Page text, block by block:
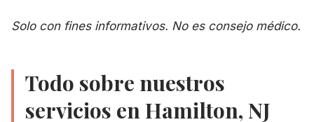
Solo con fines informativos. No es consejo médico.
Todo sobre nuestros
servicios en Hamilton, NJ